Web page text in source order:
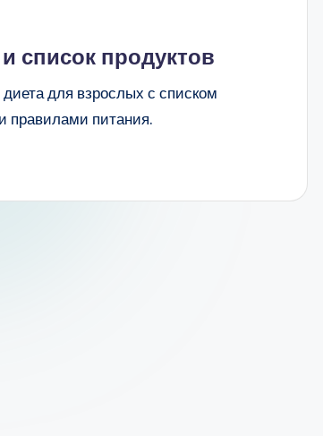
список продуктов
для взрослых с списком
правилами питания.